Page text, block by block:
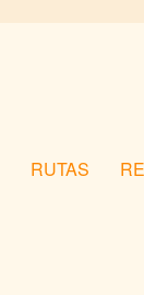
RUTAS